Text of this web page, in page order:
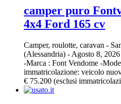
camper puro
4x4 Ford 165 cv
Camper, roulotte, caravan -
(Alessandria) - Agosto 8, 2026
-Marca : Font Vendome -
immatricolazione: veicolo
€ 75.200 (esclusi